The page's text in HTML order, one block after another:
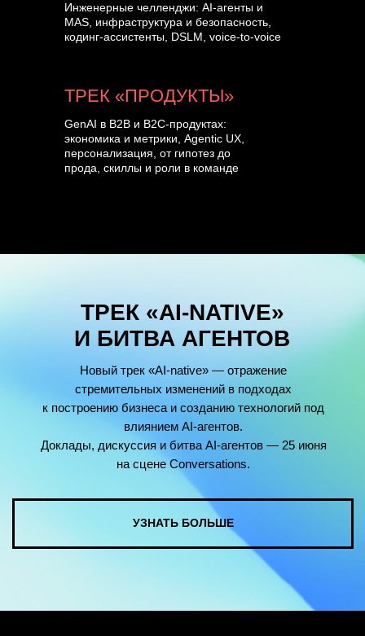
ТРЕК «ПРОДУКТЫ»
GenAI в B2B и B2C-продуктах:
экономика и метрики, Agentic UX,
персонализация, от гипотез до
прода, скиллы и роли в команде
Инженерные челленджи: AI-агенты и
MAS, инфраструктура и безопасность,
кодинг-ассистенты, DSLM, voice-to-voice